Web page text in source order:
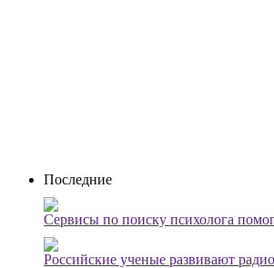
Последние
Сервисы по поиску психолога
Российские ученые развивают